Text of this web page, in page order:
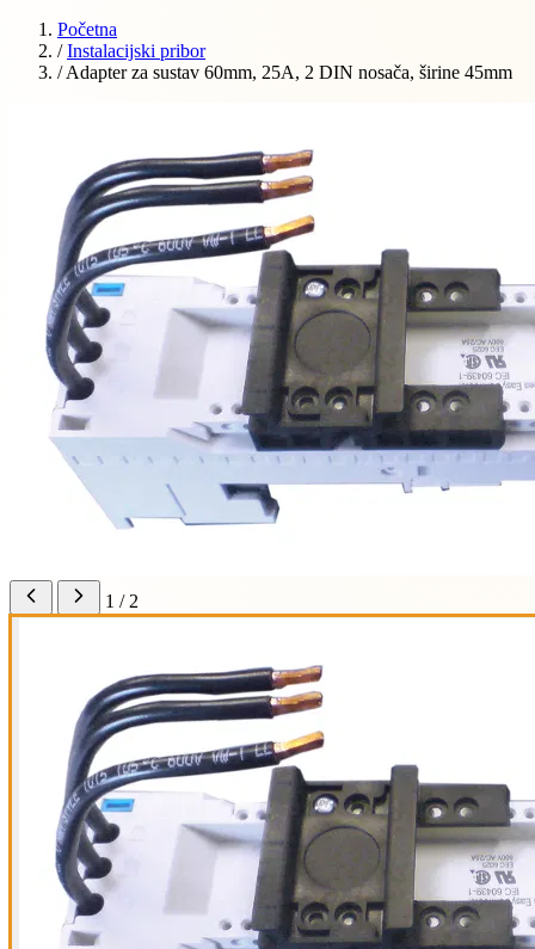
Početna
/ Instalacijski pribor
/ Adapter za sustav 60mm, 25A, 2 DIN nosača, širine 45mm
1 / 2